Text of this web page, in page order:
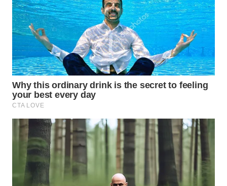
WN
TANJUNG
LESUNG
WN
KARO
WN
SIMALUNGUN
WN
LABUHANBATU
TAPANULI